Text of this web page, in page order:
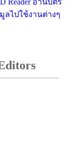
Reader อ่านบัตร
ไปใช้งานต่างๆ